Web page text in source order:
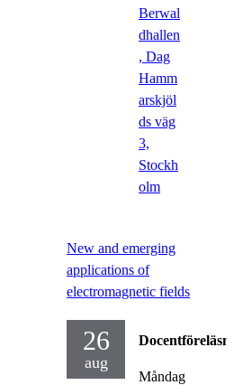
Berwal
dhallen
, Dag
Hamm
arskjöl
ds väg
3,
Stockh
olm
New and emerging
applications of
electromagnetic fields
26
aug
Måndag